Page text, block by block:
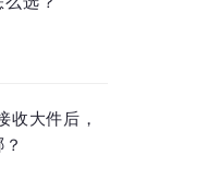
收大件后，